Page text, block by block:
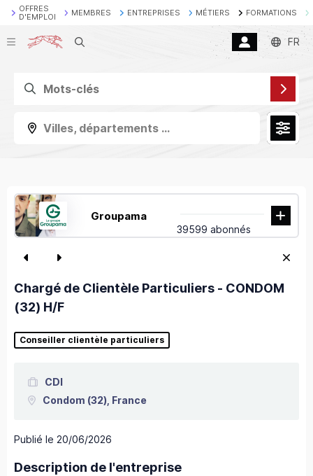
OFFRES
D'EMPLOI
MEMBRES ENTREPRISES MÉTIERS FORMATIONS
Recherche FR
Villes, départements ...
Groupama
39599 abonnés
Chargé de Clientèle Particuliers - CONDOM
(32) H/F
Conseiller clientèle particuliers
CDI
Condom (32), France
Publié le 20/06/2026
Description de l'entreprise